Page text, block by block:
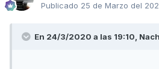
Publicado 25 de Marzo del
En 24/3/2020 a las 19:10,